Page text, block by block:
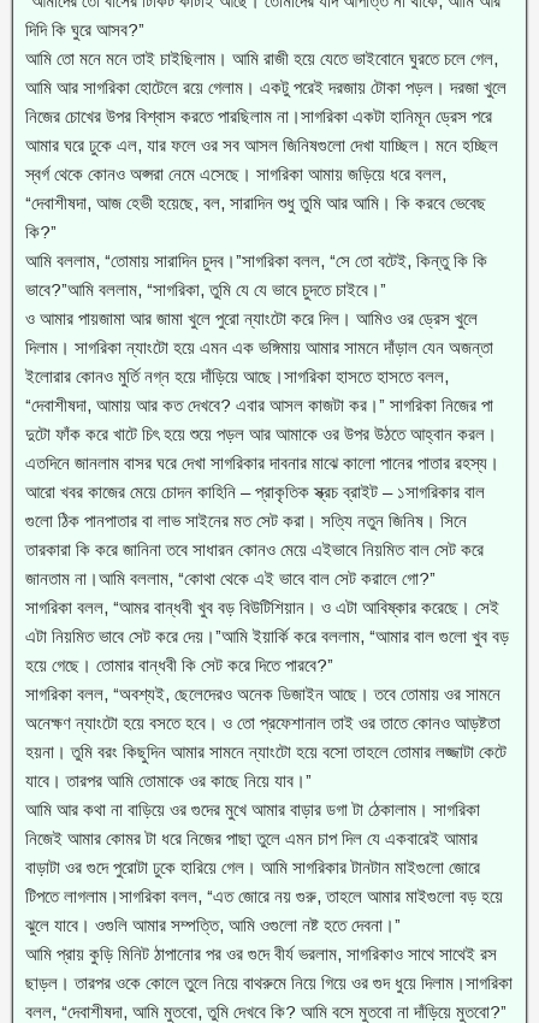
দিদি কি ঘুরে আসব?”
আমি তো মনে মনে তাই চাইছিলাম। আমি রাজী হয়ে যেতে ভাইবোনে ঘুরতে চলে গেল,
আমি আর সাগরিকা হোটেলে রয়ে গেলাম। একটু পরেই দরজায় টোকা পড়ল। দরজা খুলে
নিজের চোখের উপর বিশ্বাস করতে পারছিলাম না।সাগরিকা একটা হানিমূন ড্রেস পরে
আমার ঘরে ঢুকে এল, যার ফলে ওর সব আসল জিনিষগুলো দেখা যাচ্ছিল। মনে হচ্ছিল
স্বর্গ থেকে কোনও অপ্সরা নেমে এসেছে। সাগরিকা আমায় জড়িয়ে ধরে বলল,
“দেবাশীষদা, আজ হেভী হয়েছে, বল, সারাদিন শুধু তুমি আর আমি। কি করবে ভেবেছ
কি?”
আমি বললাম, “তোমায় সারাদিন চুদব।”সাগরিকা বলল, “সে তো বটেই, কিন্তু কি কি
ভাবে?”আমি বললাম, “সাগরিকা, তুমি যে যে ভাবে চুদতে চাইবে।”
ও আমার পায়জামা আর জামা খুলে পুরো ন্যাংটো করে দিল। আমিও ওর ড্রেস খুলে
দিলাম। সাগরিকা ন্যাংটো হয়ে এমন এক ভঙ্গিমায় আমার সামনে দাঁড়াল যেন অজন্তা
ইলোরার কোনও মুর্তি নগ্ন হয়ে দাঁড়িয়ে আছে।সাগরিকা হাসতে হাসতে বলল,
“দেবাশীষদা, আমায় আর কত দেখবে? এবার আসল কাজটা কর।” সাগরিকা নিজের পা
দুটো ফাঁক করে খাটে চিৎ হয়ে শুয়ে পড়ল আর আমাকে ওর উপর উঠতে আহ্বান করল।
এতদিনে জানলাম বাসর ঘরে দেখা সাগরিকার দাবনার মাঝে কালো পানের পাতার রহস্য।
আরো খবর কাজের মেয়ে চোদন কাহিনি – প্রাকৃতিক স্ক্রচ ব্রাইট – ১সাগরিকার বাল
গুলো ঠিক পানপাতার বা লাভ সাইনের মত সেট করা। সত্যি নতুন জিনিষ। সিনে
তারকারা কি করে জানিনা তবে সাধারন কোনও মেয়ে এইভাবে নিয়মিত বাল সেট করে
জানতাম না।আমি বললাম, “কোথা থেকে এই ভাবে বাল সেট করালে গো?”
সাগরিকা বলল, “আমর বান্ধবী খুব বড় বিউটিশিয়ান। ও এটা আবিষ্কার করেছে। সেই
এটা নিয়মিত ভাবে সেট করে দেয়।”আমি ইয়ার্কি করে বললাম, “আমার বাল গুলো খুব বড়
হয়ে গেছে। তোমার বান্ধবী কি সেট করে দিতে পারবে?”
সাগরিকা বলল, “অবশ্যই, ছেলেদেরও অনেক ডিজাইন আছে। তবে তোমায় ওর সামনে
অনেক্ষণ ন্যাংটো হয়ে বসতে হবে। ও তো প্রফেশানাল তাই ওর তাতে কোনও আড়ষ্টতা
হয়না। তুমি বরং কিছুদিন আমার সামনে ন্যাংটো হয়ে বসো তাহলে তোমার লজ্জাটা কেটে
যাবে। তারপর আমি তোমাকে ওর কাছে নিয়ে যাব।”
আমি আর কথা না বাড়িয়ে ওর গুদের মুখে আমার বাড়ার ডগা টা ঠেকালাম। সাগরিকা
নিজেই আমার কোমর টা ধরে নিজের পাছা তুলে এমন চাপ দিল যে একবারেই আমার
বাড়াটা ওর গুদে পুরোটা ঢুকে হারিয়ে গেল। আমি সাগরিকার টানটান মাইগুলো জোরে
টিপতে লাগলাম।সাগরিকা বলল, “এত জোরে নয় গুরু, তাহলে আমার মাইগুলো বড় হয়ে
ঝুলে যাবে। ওগুলি আমার সম্পত্তি, আমি ওগুলো নষ্ট হতে দেবনা।”
আমি প্রায় কুড়ি মিনিট ঠাপানোর পর ওর গুদে বীর্য ভরলাম, সাগরিকাও সাথে সাথেই রস
ছাড়ল। তারপর ওকে কোলে তুলে নিয়ে বাথরুমে নিয়ে গিয়ে ওর গুদ ধুয়ে দিলাম।সাগরিকা
বলল, “দেবাশীষদা, আমি মুতবো, তুমি দেখবে কি? আমি বসে মুতবো না দাঁড়িয়ে মুতবো?”